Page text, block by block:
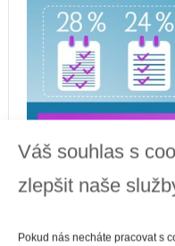
Váš souhlas s
zlepšit naše
Pokud nás necháte pracovat s